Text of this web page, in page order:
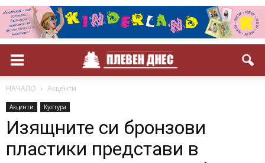
НАЧАЛО Акценти
Акценти Култура
Изящните си бронзови
пластики представи в